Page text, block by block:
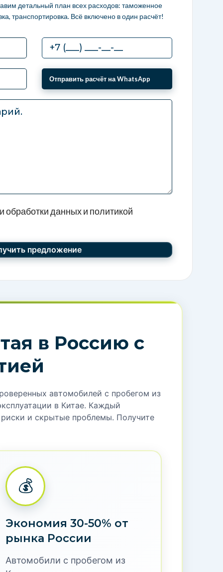
детальный план всех расходов: таможенное
транспортировка. Всё включено в один расчёт!
обработки данных и политикой
в Россию с
автомобилей с пробегом из
в Китае. Каждый
и скрытые проблемы. Получите
💰
Экономия 30-50% от
рынка России
Автомобили с пробегом из